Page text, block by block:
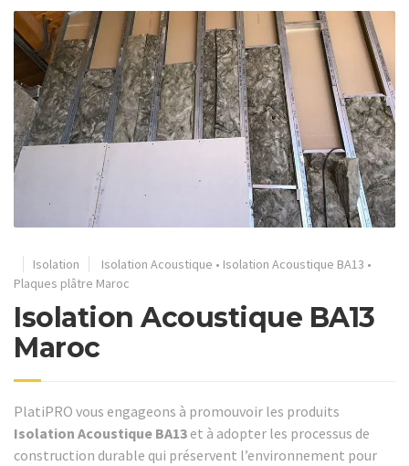
Isolation Isolation Acoustique • Isolation Acoustique BA13 •
Plaques plâtre Maroc
Isolation Acoustique BA13
Maroc
PlatiPRO vous engageons à promouvoir les produits
Isolation Acoustique BA13 et à adopter les processus de
construction durable qui préservent l’environnement pour